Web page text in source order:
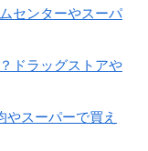
センターやスーパ
ドラッグストアや
スーパーで買え